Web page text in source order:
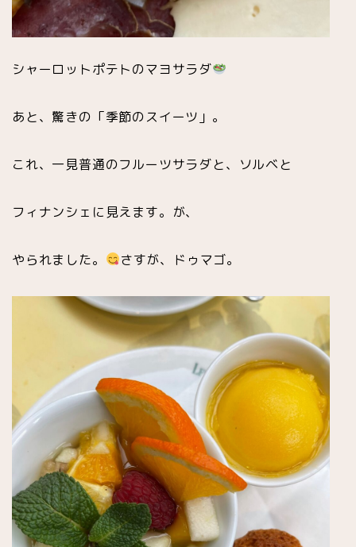
シャーロットポテトのマヨサラダ
あと、驚きの「季節のスイーツ」。
これ、一見普通のフルーツサラダと、ソルベと
フィナンシェに見えます。が、
やられました。 さすが、ドゥマゴ。
有名パティスリー(お菓子店)
チョコレート専門店
プラリネ専門店
アイスクリーム専門店
レストラン
日本人シェフ